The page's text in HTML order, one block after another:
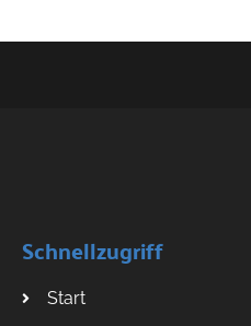
Schnellzugriff
Start